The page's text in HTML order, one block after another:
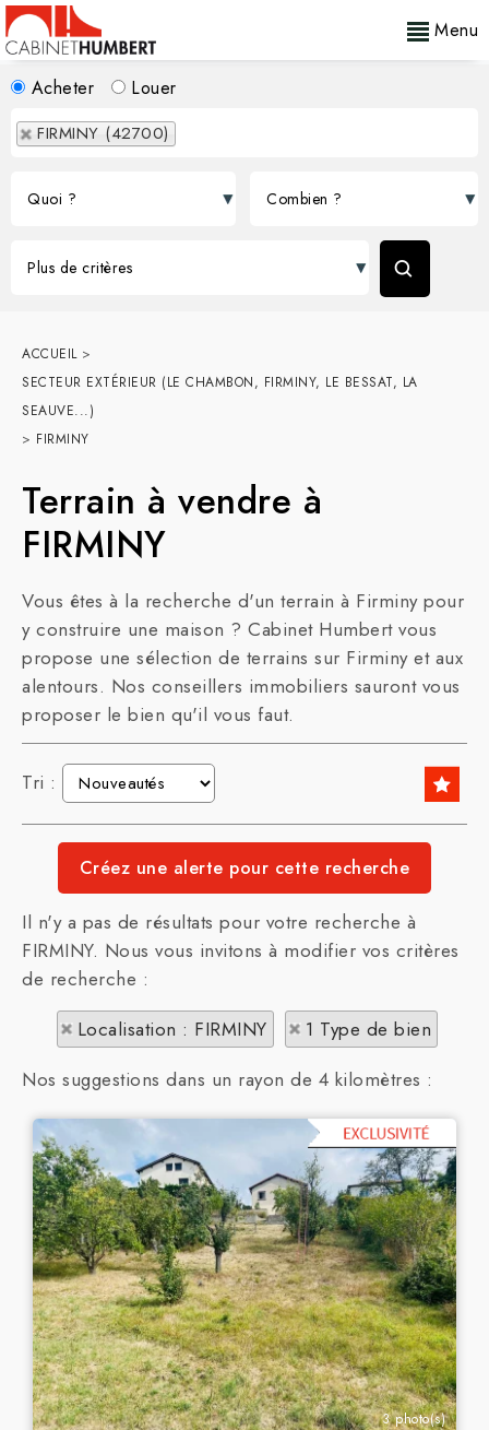
Menu
Acheter Louer
FIRMINY (42700)
ACCUEIL>
SECTEUR EXTÉRIEUR (LE CHAMBON, FIRMINY, LE BESSAT, LA
SEAUVE...)
> FIRMINY
Terrain à vendre à
FIRMINY
Vous êtes à la recherche d'un terrain à Firminy pour
y construire une maison ? Cabinet Humbert vous
propose une sélection de terrains sur Firminy et aux
alentours. Nos conseillers immobiliers sauront vous
proposer le bien qu'il vous faut.
Tri :
Il n'y a pas de résultats pour votre recherche à
FIRMINY. Nous vous invitons à modifier vos critères
de recherche :
Localisation : FIRMINY
1 Type de bien
Nos suggestions dans un rayon de 4 kilomètres :
3 photo(s)